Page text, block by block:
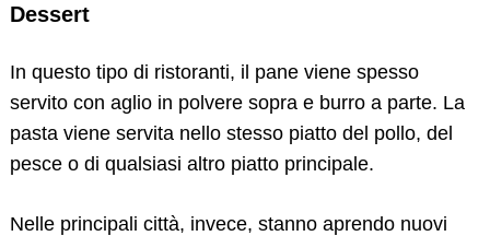
Dessert
In questo tipo di ristoranti, il pane viene spesso
servito con aglio in polvere sopra e burro a parte. La
pasta viene servita nello stesso piatto del pollo, del
pesce o di qualsiasi altro piatto principale.
Nelle principali città, invece, stanno aprendo nuovi